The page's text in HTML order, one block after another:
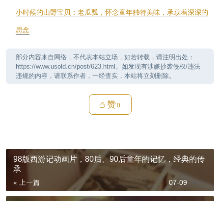
小时候的山野宝贝：老瓜瓢，怀念童年独特美味，承载着深深的
思念
部分内容来自网络，不代表本站立场，如若转载，请注明出处：
https://www.usold.cn/post/623.html。如发现有涉嫌抄袭侵权/违法
违规的内容，请联系作者，一经查实，本站将立刻删除。
赞0
98版西游记动画片，80后、90后童年的记忆，经典的传
承
« 上一篇 07-09